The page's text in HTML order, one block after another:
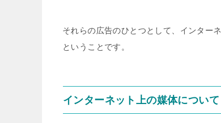
それらの広告のひとつとして、インター
ということです。
インターネット上の媒体について